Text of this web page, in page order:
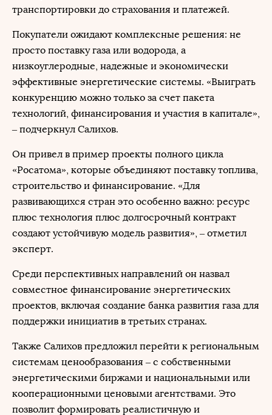
транспортировки до страхования и платежей.
Покупатели ожидают комплексные решения: не
просто поставку газа или водорода, а
низкоуглеродные, надежные и экономически
эффективные энергетические системы. «Выиграть
конкуренцию можно только за счет пакета
технологий, финансирования и участия в капитале»,
– подчеркнул Салихов.
Он привел в пример проекты полного цикла
«Росатома», которые объединяют поставку топлива,
строительство и финансирование. «Для
развивающихся стран это особенно важно: ресурс
плюс технология плюс долгосрочный контракт
создают устойчивую модель развития», – отметил
эксперт.
Среди перспективных направлений он назвал
совместное финансирование энергетических
проектов, включая создание банка развития газа для
поддержки инициатив в третьих странах.
Также Салихов предложил перейти к региональным
системам ценообразования – с собственными
энергетическими биржами и национальными или
кооперационными ценовыми агентствами. Это
позволит формировать реалистичную и